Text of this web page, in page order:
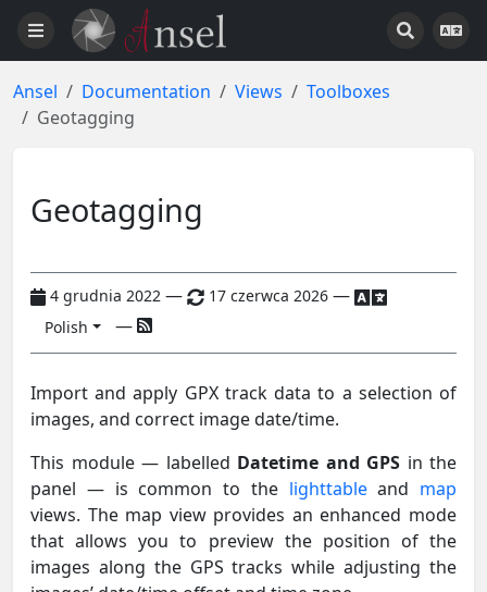
Ansel Documentation Views
Toolboxes
Geotagging
Geotagging
4 grudnia 2022 — 17 czerwca 2026 —
Polish —
Import and apply GPX track data to a selection of
images, and correct image date/time.
This module — labelled Datetime and GPS in the
panel — is common to the lighttableand map
views. The map view provides an enhanced mode
that allows you to preview the position of the
images along the GPS tracks while adjusting the